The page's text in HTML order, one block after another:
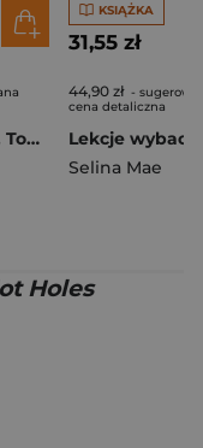
Shaman King. Tom 25
KSIĄŻKA
31,55 zł
44,90 zł -
cena detaliczna
Selina Mae
Holes